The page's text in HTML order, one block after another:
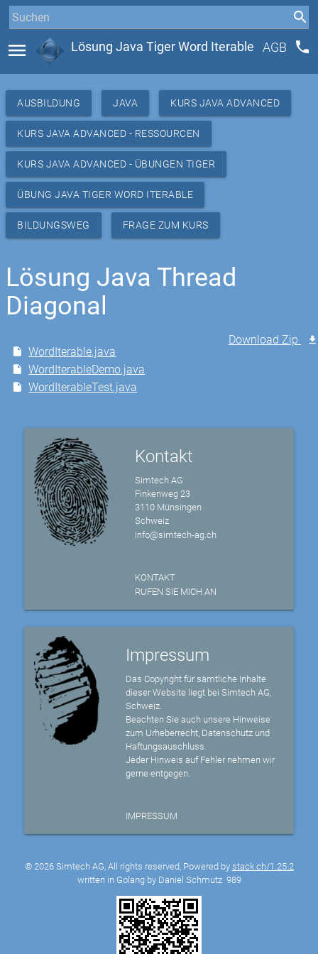
menu Lösung Java Tiger Word Iterable AGB phone
AUSBILDUNG JAVA KURS JAVA ADVANCED
KURS JAVA ADVANCED - RESSOURCEN
KURS JAVA ADVANCED - ÜBUNGEN TIGER
ÜBUNG JAVA TIGER WORD ITERABLE
BILDUNGSWEG FRAGE ZUM KURS
Lösung Java Thread
Diagonal
WordIterable.java
WordIterableDemo.java
WordIterableTest.java
Download Zip
Kontakt
Simtech AG
Finkenweg 23
3110 Münsingen
Schweiz
info@simtech-ag.ch
KONTAKT
RUFEN SIE MICH AN
Impressum
Das Copyright für sämtliche Inhalte
dieser Website liegt bei Simtech AG,
Schweiz.
Beachten Sie auch unsere Hinweise
zum Urheberrecht, Datenschutz und
Haftungsauschluss.
Jeder Hinweis auf Fehler nehmen wir
gerne entgegen.
IMPRESSUM
© 2026 Simtech AG, All rights reserved, Powered by stack.ch/1.25.2
written in Golang by Daniel Schmutz 989